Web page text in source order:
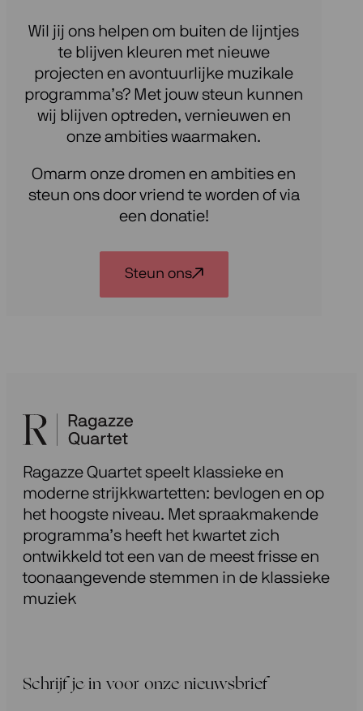
Wil jij ons helpen om buiten de lijntjes
te blijven kleuren met nieuwe
projecten en avontuurlijke muzikale
programma’s? Met jouw steun kunnen
wij blijven optreden, vernieuwen en
onze ambities waarmaken.
Omarm onze dromen en ambities en
steun ons door vriend te worden of via
een donatie!
Steun ons
Ragazze Quartet speelt klassieke en
moderne strijkkwartetten: bevlogen en op
het hoogste niveau. Met spraakmakende
programma’s heeft het kwartet zich
ontwikkeld tot een van de meest frisse en
toonaangevende stemmen in de klassieke
muziek
Schrijf je in voor onze nieuwsbrief